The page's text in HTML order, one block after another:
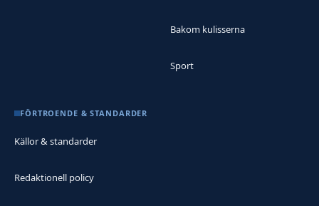
Bakom kulisserna
Sport
FÖRTROENDE & STANDARDER
Källor & standarder
Redaktionell policy